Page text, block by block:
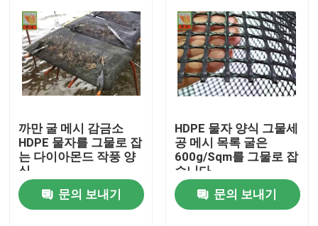
까만 굴 메시 감금소
HDPE 물자를 그물로 잡
는 다이아몬드 작풍 양
식
문의 보내기
HDPE 물자 양식 그물세
공 메시 목록 굴은
600g/Sqm를 그물로 잡
습니다
문의 보내기